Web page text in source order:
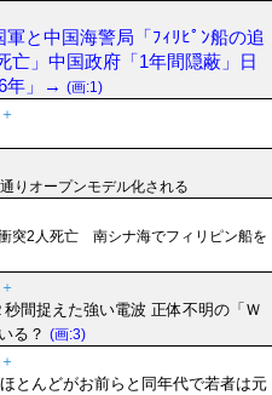
と中国海警局「ﾌｨﾘﾋﾟﾝ船の追
亡」中国政府「1年間隠蔽」日
年」→ (画:1)
りオープンモデル化される
突2人死亡 南シナ海でフィリピン船を
間捉えた強い電波 正体不明の「Ｗ
る？ (画:3)
とんどがお前らと同年代で若者は元